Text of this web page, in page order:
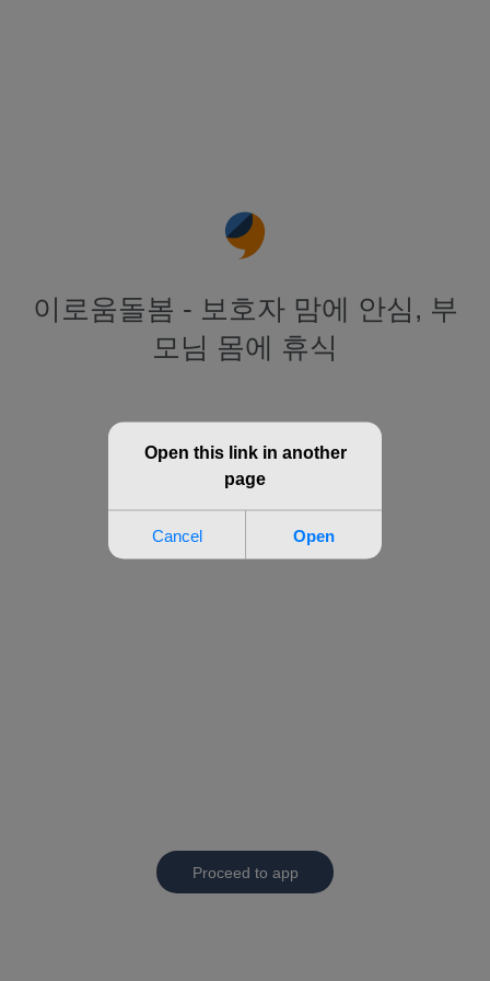
이로움돌봄 - 보호자 맘에 안심, 부
모님 몸에 휴식
Proceed to app